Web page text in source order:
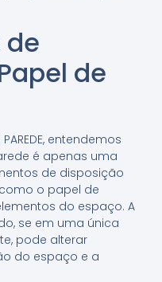
de
de
PAREDE, entendemos
é apenas uma
de disposição
o papel de
do espaço. A
se em uma única
pode alterar
do espaço e a